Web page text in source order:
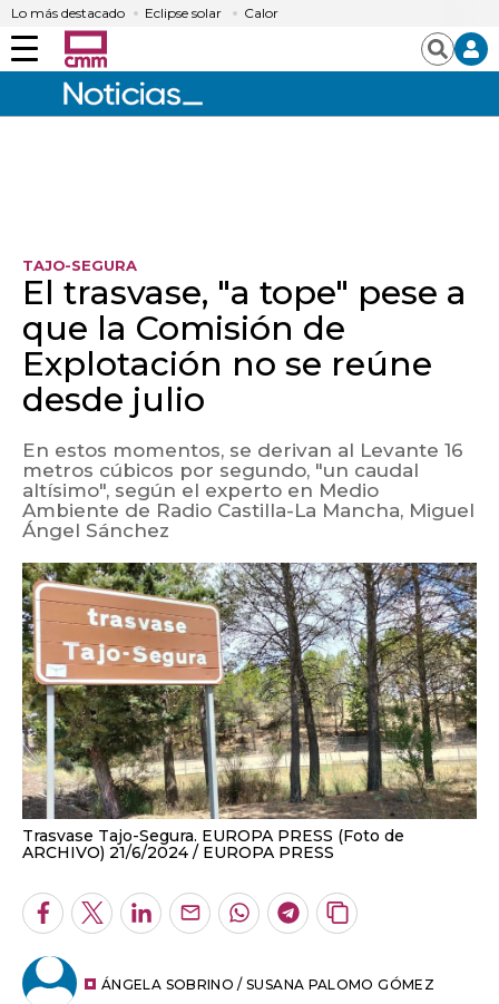
Lo más destacado Eclipse solar Calor
Menú Buscar
TAJO-SEGURA
El trasvase, "a tope" pese a
que la Comisión de
Explotación no se reúne
desde julio
En estos momentos, se derivan al Levante 16
metros cúbicos por segundo, "un caudal
altísimo", según el experto en Medio
Ambiente de Radio Castilla-La Mancha, Miguel
Ángel Sánchez
Trasvase Tajo-Segura. EUROPA PRESS (Foto de
ARCHIVO) 21/6/2024
EUROPA PRESS
Facebook
TwitterLinkedInEnviarWhatsapp
Telegram
Copiar
artículo
ÁNGELA SOBRINO / SUSANA PALOMO GÓMEZ